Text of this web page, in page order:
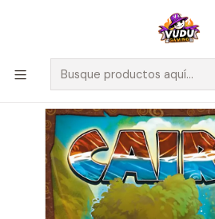
🚀 ¡Despachamos a todo Chile! Envío
$100.000 y a RM sobre $35.000
Preventas Maldito Games